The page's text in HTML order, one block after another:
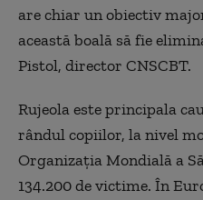
are chiar un obiectiv
această boală să fie
Pistol, director CNSCBT.
Rujeola este principala
rândul copiilor, la nivel
Organizaţia Mondială a
134.200 de victime. În